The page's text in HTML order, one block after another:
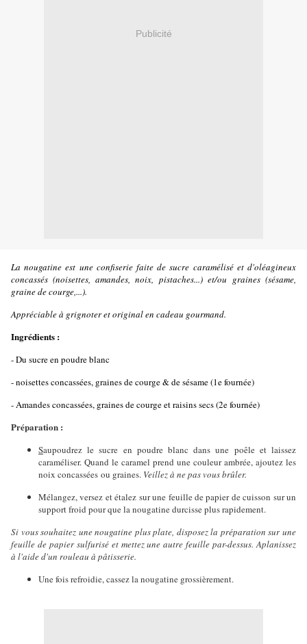
Publicité
La nougatine est une confiserie faite de sucre caramélisé et d'oléagineux
concassés (noisettes, amandes, noix, pistaches...) et/ou graines (sésame,
graine de courge,...).
Appréciable à grignoter et original en cadeau gourmand.
Ingrédients :
- Du sucre en poudre blanc
- noisettes concassées, graines de courge & de sésame (1e fournée)
- Amandes concassées, graines de courge et raisins secs (2e fournée)
Préparation :
Saupoudrez le sucre en poudre blanc dans une poêle et laissez
caraméliser. Quand le caramel prend une couleur ambrée, ajoutez les
noix concassées ou graines. Veillez à ne pas vous brûler.
Mélangez, versez et étalez sur une feuille de papier de cuisson sur un
support froid pour que la nougatine durcisse plus rapidement.
Si vous souhaitez une nougatine plus plate, disposez la préparation sur une
feuille de papier sulfurisé et mettez une autre feuille par-dessus. Aplanissez
à l'aide d'un rouleau à pâtisserie.
Une fois refroidie, cassez la nougatine grossièrement.